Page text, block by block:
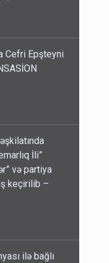
Cefri Epşteyni
İli”
və partiya
keçirilib –
ilə bağlı